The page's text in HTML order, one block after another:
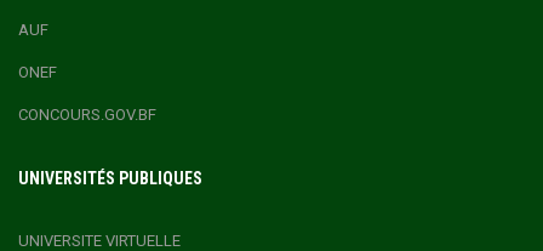
AUF
ONEF
CONCOURS.GOV.BF
UNIVERSITÉS PUBLIQUES
UNIVERSITE VIRTUELLE